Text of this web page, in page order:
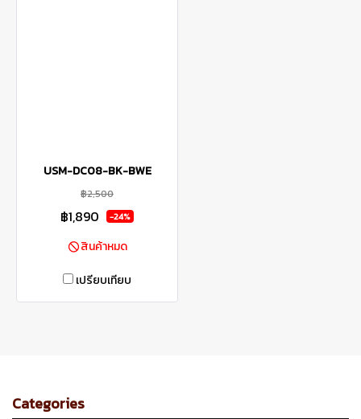
USM-DC08-BK-BWE
฿2,500
฿1,890 -24%
สินค้าหมด
เปรียบเทียบ
Categories